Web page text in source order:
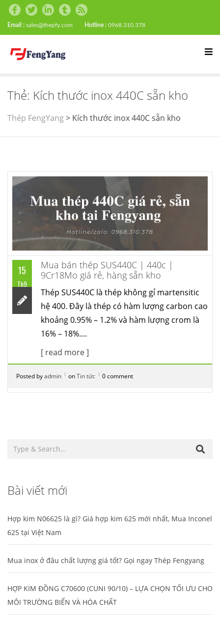
Email : sales@thepfy.com Hotline : 0968.310.378
Thẻ: Kích thước inox 440C sẵn kho
Thép FengYang> Kích thước inox 440C sẵn kho
15
Th9
Mua bán thép SUS440C | 440c |
9Cr18Mo giá rẻ, hàng sẵn kho
Thép SUS440C là thép không gỉ martensitic
hệ 400. Đây là thép có hàm lượng carbon cao
khoảng 0.95% – 1.2% và hàm lượng crom là
16% – 18%....
[ read more ]
Posted byadmin onTin tức 0 comment
Bài viết mới
Hợp kim N06625 là gì? Giá hợp kim 625 mới nhất, Mua Inconel
625 tại Việt Nam
Mua inox ở đâu chất lượng giá tốt? Gọi ngay Thép Fengyang
HỢP KIM ĐỒNG C70600 (CUNI 90/10) – LỰA CHỌN TỐI ƯU CHO
MÔI TRƯỜNG BIỂN VÀ HÓA CHẤT